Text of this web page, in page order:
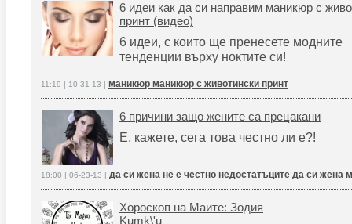
6 идеи как да си направим маникюр с
принт (видео)
6 идеи, с които ще пренесете модните
тенденции върху ноктите си!
11:19 | 10-31-13 | маникюр маникюр с животински принт
6 причини защо жените са прецакани
Е, кажете, сега това честно ли е?!
18:00 | 06-23-13 | да си жена не е честно недостатъците да си жена
Хороскоп на Маите: Зодия
Kumk\'u